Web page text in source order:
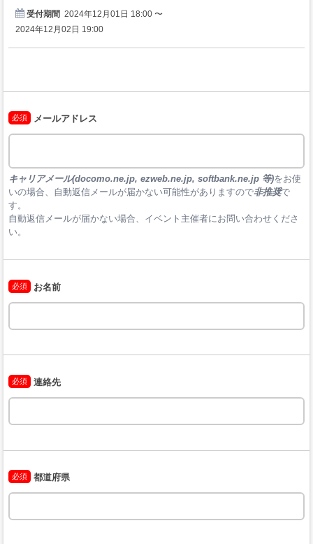
受付期間 2024年12月01日 18:00 〜
2024年12月02日 19:00
必須 メールアドレス
キャリアメール(docomo.ne.jp, ezweb.ne.jp, softbank.ne.jp 等)をお使
いの場合、自動返信メールが届かない可能性がありますので非推奨で
す。
自動返信メールが届かない場合、イベント主催者にお問い合わせくださ
い。
必須 お名前
必須 連絡先
必須 都道府県